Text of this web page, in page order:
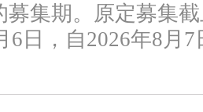
募集期。原定募集
6日，自2026年8月